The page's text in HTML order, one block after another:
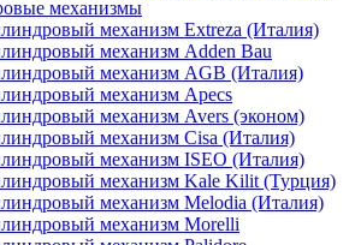
механизмы
механизм Extreza (Италия)
механизм Adden Bau
механизм AGB (Италия)
механизм Apecs
механизм Avers (эконом)
механизм Cisa (Италия)
механизм ISEO (Италия)
механизм Kale Kilit (Турция)
механизм Melodia (Италия)
механизм Morelli